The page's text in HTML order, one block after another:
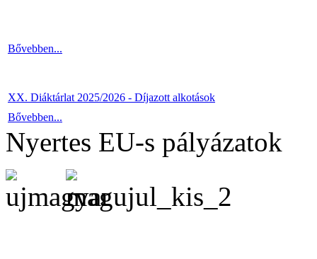
Bővebben...
XX. Diáktárlat 2025/2026 - Díjazott alkotások
Bővebben...
Nyertes EU-s pályázatok